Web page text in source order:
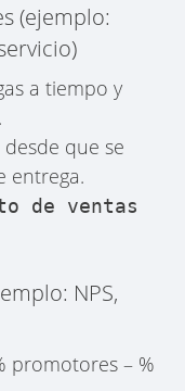
(ejemplo:
a tiempo y
que se
entrega.
de ventas
NPS,
promotores – %